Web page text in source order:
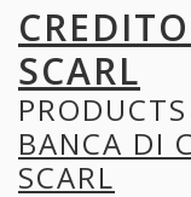
SCARL
BANCA DI
SCARL